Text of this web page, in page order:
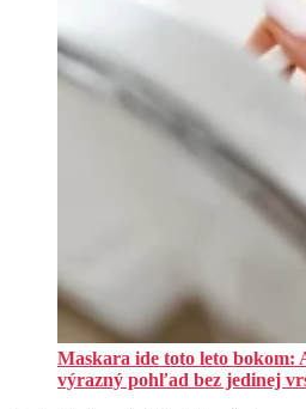
Maskara ide toto leto bokom:
výrazný pohľad bez jedinej